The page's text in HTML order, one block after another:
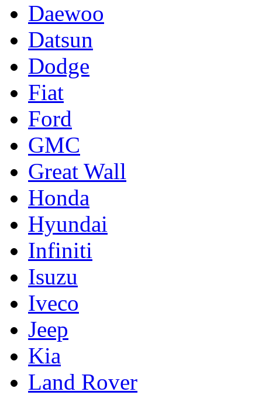
Daewoo
Datsun
Dodge
Fiat
Ford
GMC
Great Wall
Honda
Hyundai
Infiniti
Isuzu
Iveco
Jeep
Kia
Land Rover